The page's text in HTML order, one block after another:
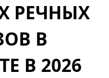
РЕЧНЫХ
В
В 2026